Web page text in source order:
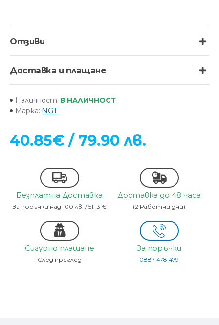
Отзиви
Доставка и плащане
Наличност: В НАЛИЧНОСТ
Марка: NGT
40.85€ / 79.90 лв.
Безплатна Доставка
За поръчки над 100 лв. / 51.13 €
Доставка до 48 часа
(2 Работни дни)
Сигурно плащане
След преглед
За поръчки
0887 478 479